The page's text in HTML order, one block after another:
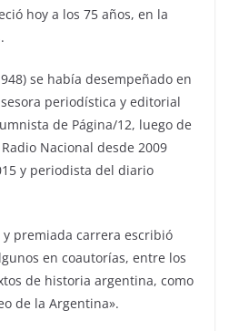
hoy a los 75 años, en la
se había desempeñado en
periodística y editorial
de Página/12, luego de
Nacional desde 2009
y periodista del diario
premiada carrera escribió
en coautorías, entre los
de historia argentina, como
de la Argentina».